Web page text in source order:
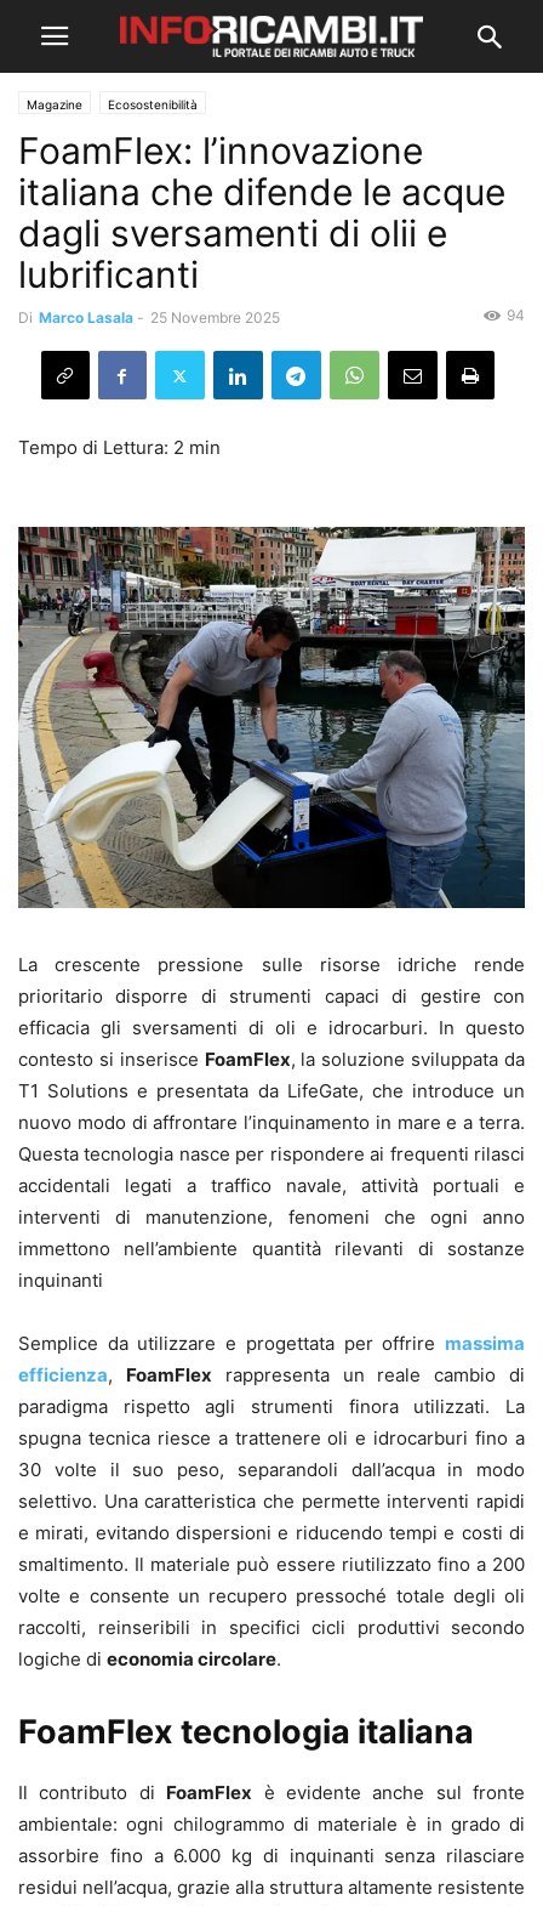
Magazine Ecosostenibilità
FoamFlex: l’innovazione
italiana che difende le acque
dagli sversamenti di olii e
lubrificanti
Di Marco Lasala - 25 Novembre 2025 94
La crescente pressione sulle risorse idriche rende
prioritario disporre di strumenti capaci di gestire con
efficacia gli sversamenti di oli e idrocarburi. In questo
contesto si inserisce FoamFlex, la soluzione sviluppata da
T1 Solutions e presentata da LifeGate, che introduce un
nuovo modo di affrontare l’inquinamento in mare e a terra.
Questa tecnologia nasce per rispondere ai frequenti rilasci
accidentali legati a traffico navale, attività portuali e
interventi di manutenzione, fenomeni che ogni anno
immettono nell’ambiente quantità rilevanti di sostanze
inquinanti
Semplice da utilizzare e progettata per offrire massima
efficienza, FoamFlex rappresenta un reale cambio di
paradigma rispetto agli strumenti finora utilizzati. La
spugna tecnica riesce a trattenere oli e idrocarburi fino a
30 volte il suo peso, separandoli dall’acqua in modo
selettivo. Una caratteristica che permette interventi rapidi
e mirati, evitando dispersioni e riducendo tempi e costi di
smaltimento. Il materiale può essere riutilizzato fino a 200
volte e consente un recupero pressoché totale degli oli
raccolti, reinseribili in specifici cicli produttivi secondo
logiche di economia circolare.
FoamFlex tecnologia italiana
Il contributo di FoamFlex è evidente anche sul fronte
ambientale: ogni chilogrammo di materiale è in grado di
assorbire fino a 6.000 kg di inquinanti senza rilasciare
residui nell’acqua, grazie alla struttura altamente resistente